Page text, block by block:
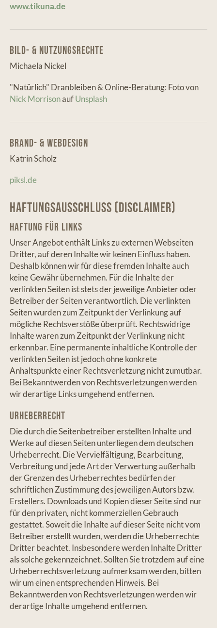
www.tikuna.de
Bild- & Nutzungsrechte
Michaela Nickel
"Natürlich" Dranbleiben & Online-Beratung: Foto von
Nick MorrisonaufUnsplash
Brand- & Webdesign
Katrin Scholz
piksl.de
Haftungsausschluss (Disclaimer)
Haftung für Links
Unser Angebot enthält Links zu externen Webseiten
Dritter, auf deren Inhalte wir keinen Einfluss haben.
Deshalb können wir für diese fremden Inhalte auch
keine Gewähr übernehmen. Für die Inhalte der
verlinkten Seiten ist stets der jeweilige Anbieter oder
Betreiber der Seiten verantwortlich. Die verlinkten
Seiten wurden zum Zeitpunkt der Verlinkung auf
mögliche Rechtsverstöße überprüft. Rechtswidrige
Inhalte waren zum Zeitpunkt der Verlinkung nicht
erkennbar. Eine permanente inhaltliche Kontrolle der
verlinkten Seiten ist jedoch ohne konkrete
Anhaltspunkte einer Rechtsverletzung nicht zumutbar.
Bei Bekanntwerden von Rechtsverletzungen werden
wir derartige Links umgehend entfernen.
Urheberrecht
Die durch die Seitenbetreiber erstellten Inhalte und
Werke auf diesen Seiten unterliegen dem deutschen
Urheberrecht. Die Vervielfältigung, Bearbeitung,
Verbreitung und jede Art der Verwertung außerhalb
der Grenzen des Urheberrechtes bedürfen der
schriftlichen Zustimmung des jeweiligen Autors bzw.
Erstellers. Downloads und Kopien dieser Seite sind nur
für den privaten, nicht kommerziellen Gebrauch
gestattet. Soweit die Inhalte auf dieser Seite nicht vom
Betreiber erstellt wurden, werden die Urheberrechte
Dritter beachtet. Insbesondere werden Inhalte Dritter
als solche gekennzeichnet. Sollten Sie trotzdem auf eine
Urheberrechtsverletzung aufmerksam werden, bitten
wir um einen entsprechenden Hinweis. Bei
Bekanntwerden von Rechtsverletzungen werden wir
derartige Inhalte umgehend entfernen.